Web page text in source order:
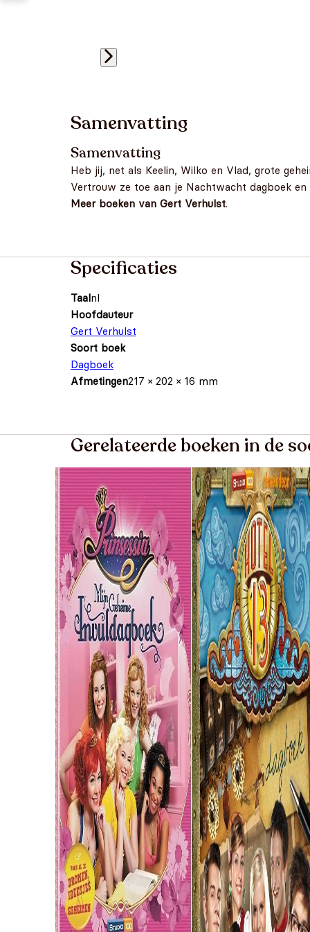
Samenvatting
Samenvatting
Heb jij, net als Keelin, Wilko en Vlad, grote
Vertrouw ze toe aan je Nachtwacht dagboek en
Meer boeken van Gert Verhulst.
Specificaties
Taalnl
Hoofdauteur
Gert Verhulst
Soort boek
Dagboek
Afmetingen217 × 202 × 16 mm
Gerelateerde boeken in de